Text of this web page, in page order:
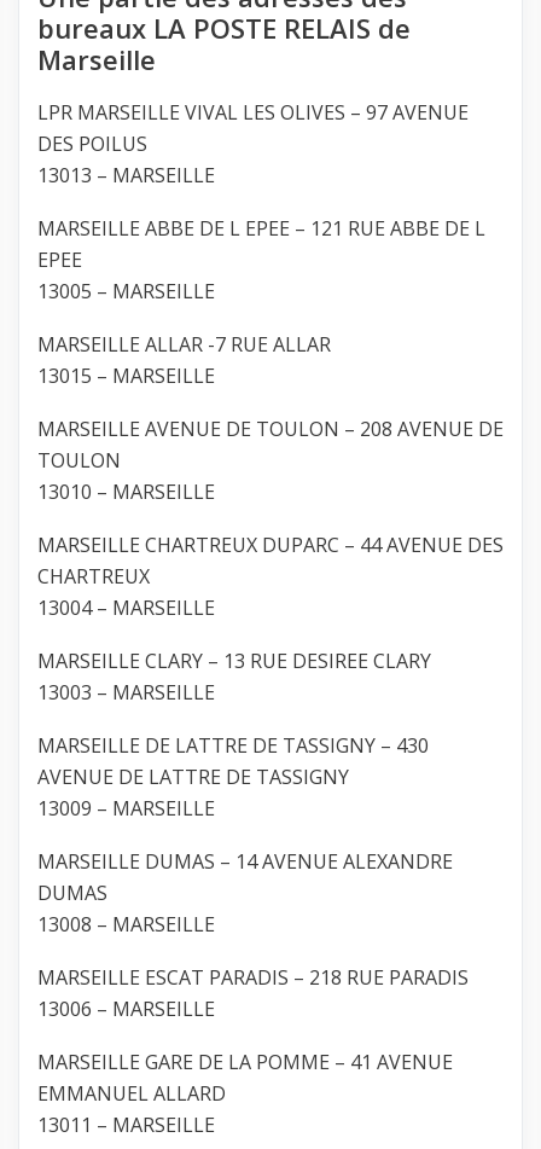
bureaux LA POSTE RELAIS de
Marseille
LPR MARSEILLE VIVAL LES OLIVES – 97 AVENUE
DES POILUS
13013 – MARSEILLE
MARSEILLE ABBE DE L EPEE – 121 RUE ABBE DE L
EPEE
13005 – MARSEILLE
MARSEILLE ALLAR -7 RUE ALLAR
13015 – MARSEILLE
MARSEILLE AVENUE DE TOULON – 208 AVENUE DE
TOULON
13010 – MARSEILLE
MARSEILLE CHARTREUX DUPARC – 44 AVENUE DES
CHARTREUX
13004 – MARSEILLE
MARSEILLE CLARY – 13 RUE DESIREE CLARY
13003 – MARSEILLE
MARSEILLE DE LATTRE DE TASSIGNY – 430
AVENUE DE LATTRE DE TASSIGNY
13009 – MARSEILLE
MARSEILLE DUMAS – 14 AVENUE ALEXANDRE
DUMAS
13008 – MARSEILLE
MARSEILLE ESCAT PARADIS – 218 RUE PARADIS
13006 – MARSEILLE
MARSEILLE GARE DE LA POMME – 41 AVENUE
EMMANUEL ALLARD
13011 – MARSEILLE